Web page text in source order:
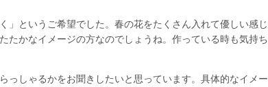
」というご希望でした。春の花をたくさん入れて優しい感じ
たかなイメージの方なのでしょうね。作っている時も気持ち
っしゃるかをお聞きしたいと思っています。具体的なイメー